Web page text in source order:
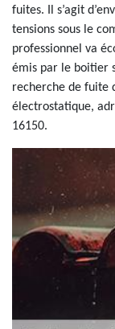
fuites. Il s’agit
tensions sous le
professionnel va
émis par le boitier
recherche de fuite
électrostatique,
16150.